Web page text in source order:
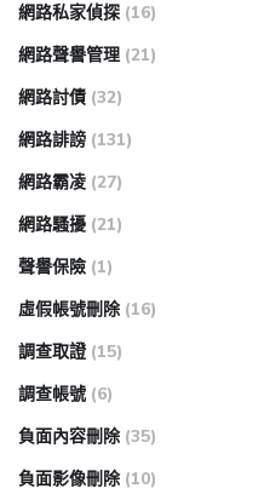
網路私家偵探 (16)
網路聲譽管理 (21)
網路討債 (32)
網路誹謗 (131)
網路霸凌 (27)
網路騷擾 (21)
聲譽保險 (1)
虛假帳號刪除 (16)
調查取證 (15)
調查帳號 (6)
負面內容刪除 (35)
負面影像刪除 (10)